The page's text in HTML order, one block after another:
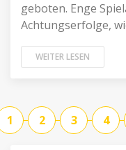
geboten. Enge
Achtungserfolge,
WEITER LESEN
1 2 3 4